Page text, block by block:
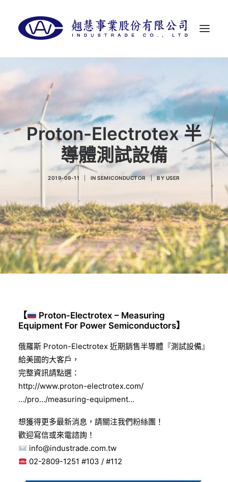
首頁
代理品牌
最新消息
LANGUAGES
Proton-Electrotex 半
導體測試設備
2019-09-11 INSEMICONDUCTOR | BY USER
【
Proton-Electrotex – Measuring
Equipment For Power Semiconductors】
俄羅斯 Proton-Electrotex 近期銷售半導體『測試設備』
給美國的大客戶，
完整資訊請點選：
http://www.proton-electrotex.com/
…/pro…/measuring-equipment…
想獲得更多最新消息，請關注我們粉絲團！
歡迎寫信或來電諮詢！
info@industrade.com.tw
02-2809-1251 #103 / #112